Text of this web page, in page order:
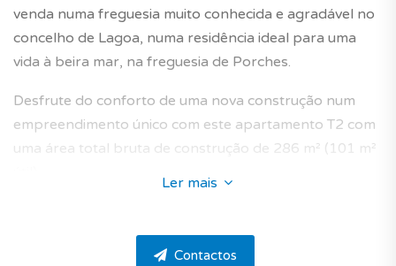
venda numa freguesia muito conhecida e agradável no
concelho de Lagoa, numa residência ideal para uma
vida à beira mar, na freguesia de Porches.
Desfrute do conforto de uma nova construção num
empreendimento único com este apartamento T2 com
uma área total bruta de construção de 286 m² (101 m²
freguesia de Porches no 1° andar de um prédio
contemporâneo bem integrado na zona envolvente, de
Ler mais
Contactos